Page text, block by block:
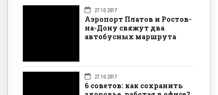
27.10.2017
Аэропорт Платов и Ростов-
на-Дону свяжут два
автобусных маршрута
27.10.2017
6 советов: как сохранить